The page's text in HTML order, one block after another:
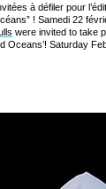
à défiler pour
! Samedi 22
were invited to take
Oceans’! Saturday